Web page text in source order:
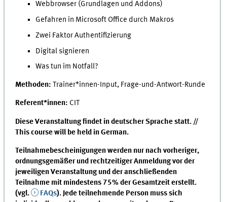
Webbrowser (Grundlagen und Addons)
Gefahren in Microsoft Office durch Makros
Zwei Faktor Authentifizierung
Digital signieren
Was tun im Notfall?
Methoden:Trainer*innen-Input, Frage-und-Antwort-Runde
Referent*innen: CIT
Diese Veranstaltung findet in deutscher Sprache statt. //
This course will be held in German.
Teilnahmebescheinigungen werden nur nach vorheriger,
ordnungsgemäßer und rechtzeitiger Anmeldung vor der
jeweiligen Veranstaltung und der anschließenden
Teilnahme mit mindestens 75% der Gesamtzeit erstellt.
(vgl.
FAQs). Jede teilnehmende Person muss sich